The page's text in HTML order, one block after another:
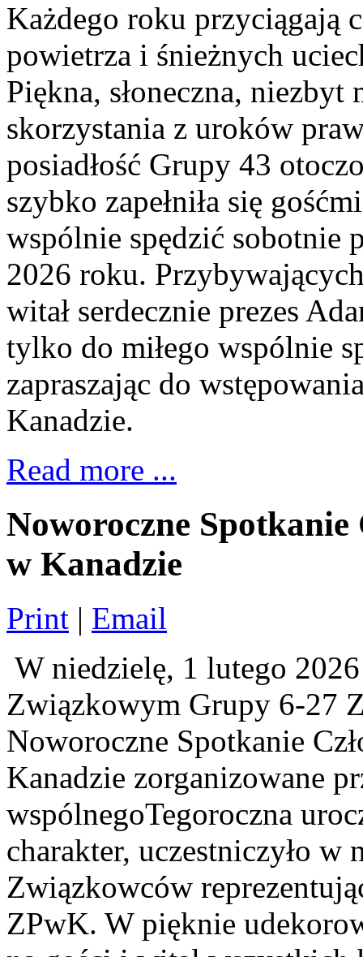
Każdego roku przyciągają
powietrza i śnieżnych
Piękna, słoneczna, niezbyt
skorzystania z uroków
posiadłość Grupy 43
szybko zapełniła się
wspólnie spędzić sobotnie
2026 roku.
witał serdecznie prezes
tylko do miłego wspólnie
zapraszając do
Kanadzie.
Read more ...
Noworoczne
w Kanadzie
Print | Email
W niedzielę, 1 lutego
Związkowym Grupy 6-27
Noworoczne Spotkanie
Kanadzie zorganizowane
wspólnegoTegoroczna
charakter, uczestniczyło
Związkowców
ZPwK. W pięknie